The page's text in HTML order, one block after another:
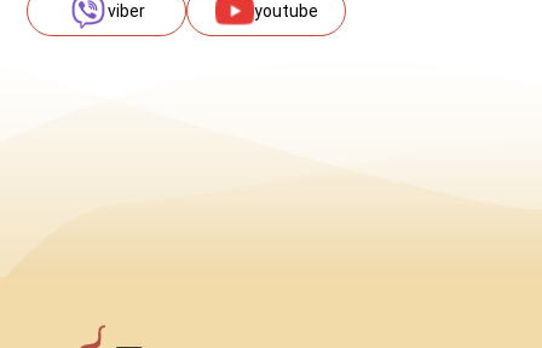
viber youtube